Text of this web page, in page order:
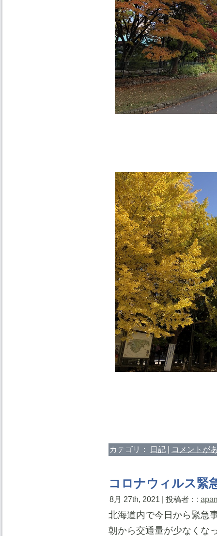
カテゴリ： 日記 | コメントが
コロナウィルス緊
8月 27th, 2021 | 投稿者：:
北海道内で今日から緊急
朝から交通量が少なくな